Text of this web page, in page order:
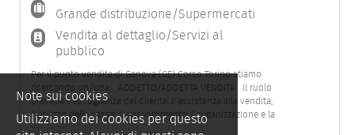
Grande distribuzione/Supermercati
Vendita al dettaglio/Servizi al
pubblico
Per il punto vendita di Genova (GE) Corso Torino stiamo
ricercando un/una: ADDETTO/ADDETTA VENDITA Il ruolo
prevede l' accoglienza del Cliente, l' assistenza alla vendita,
l' utilizzo della cassa, il riassortimento, l' organizzazione e la
cura degli spazi espositivi e del magazzino. Il profilo ideale
...
Note sui cookies
Utilizziamo dei cookies per questo